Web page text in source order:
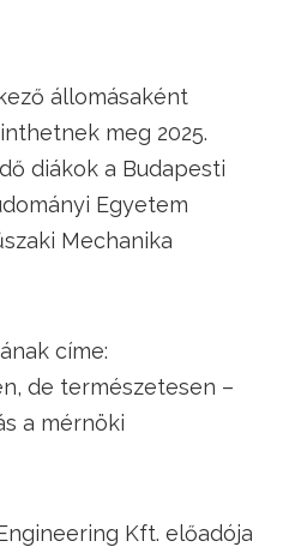
állomásaként
meg 2025.
diákok a Budapesti
Egyetem
Mechanika
címe:
de természetesen –
a mérnöki
Kft. előadója